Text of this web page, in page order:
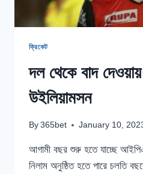
ক্রিকেট
দল থেকে বাদ
উইলিয়ামসন
By 365bet January 10,
আগামী বছর শুরু হতে যাচ্ছে
নিলাম অনুষ্ঠিত হতে পারে চলতি